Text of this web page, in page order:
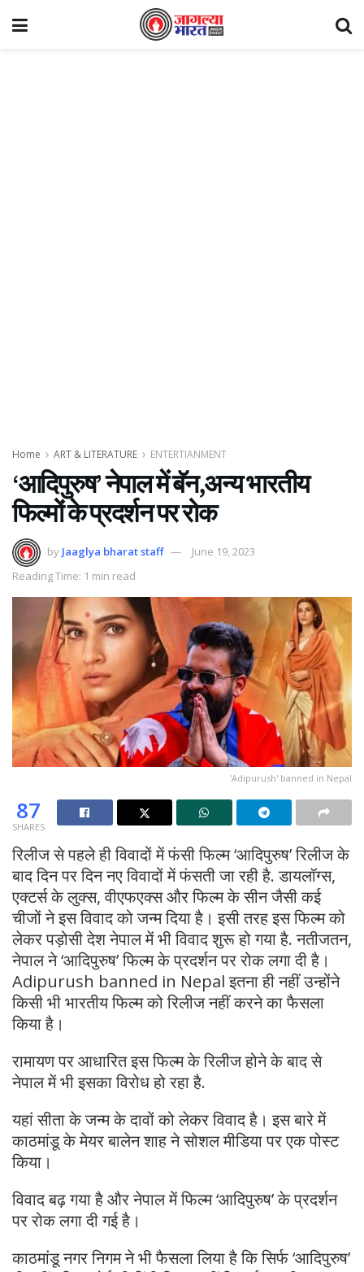
Home ART & LITERATURE ENTERTIANMENT
‘आदिपुरुष’ नेपाल में बॅन,अन्य भारतीय
फिल्मों के प्रदर्शन पर रोक
by Jaaglya bharat staff
June 19, 2023
Reading Time: 1 min read
'Adipurush' banned in Nepal
87
SHARES
रिलीज से पहले ही विवादों में फंसी फिल्म ‘आदिपुरुष’ रिलीज के
बाद दिन पर दिन नए विवादों में फंसती जा रही है. डायलॉग्स,
एक्टर्स के लुक्स, वीएफएक्स और फिल्म के सीन जैसी कई
चीजों ने इस विवाद को जन्म दिया है। इसी तरह इस फिल्म को
लेकर पड़ोसी देश नेपाल में भी विवाद शुरू हो गया है. नतीजतन,
नेपाल ने ‘आदिपुरुष’ फिल्म के प्रदर्शन पर रोक लगा दी है।
Adipurush banned in Nepal इतना ही नहीं उन्होंने
किसी भी भारतीय फिल्म को रिलीज नहीं करने का फैसला
किया है।
रामायण पर आधारित इस फिल्म के रिलीज होने के बाद से
नेपाल में भी इसका विरोध हो रहा है.
यहां सीता के जन्म के दावों को लेकर विवाद है। इस बारे में
काठमांडू के मेयर बालेन शाह ने सोशल मीडिया पर एक पोस्ट
किया।
विवाद बढ़ गया है और नेपाल में फिल्म ‘आदिपुरुष’ के प्रदर्शन
पर रोक लगा दी गई है।
काठमांडू नगर निगम ने भी फैसला लिया है कि सिर्फ ‘आदिपुरुष’